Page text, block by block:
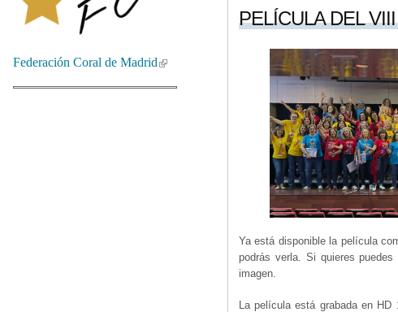
PELÍCULA DEL
Ya está disponible la película
podrás verla. Si quieres
imagen.
La película está grabada en
Federación Coral de Madrid(link is external)